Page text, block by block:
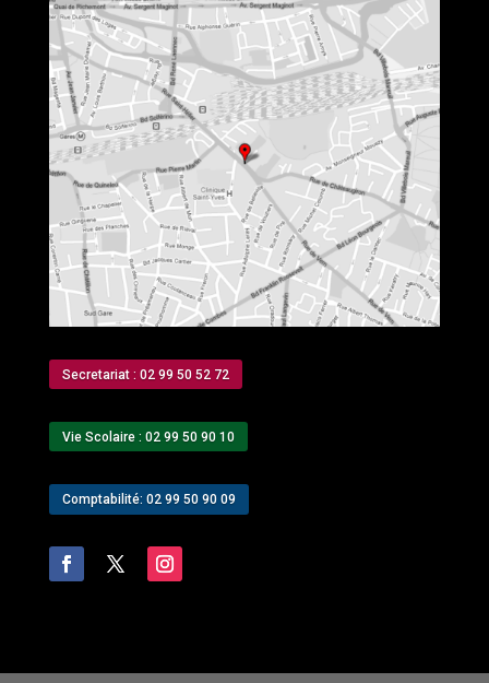
Secretariat : 02 99 50 52 72
Vie Scolaire : 02 99 50 90 10
Comptabilité: 02 99 50 90 09